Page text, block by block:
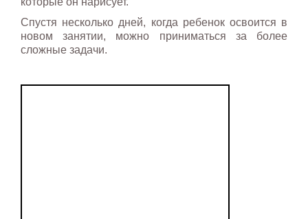
Спустя несколько дней, когда ребенок освоится в
новом занятии, можно приниматься за более
сложные задачи.